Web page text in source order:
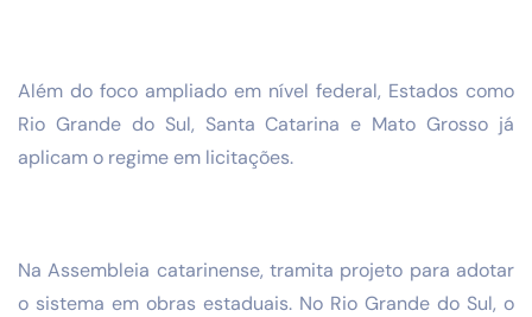
Além do foco ampliado em nível federal, Estados como
Rio Grande do Sul, Santa Catarina e Mato Grosso já
aplicam o regime em licitações.
Na Assembleia catarinense, tramita projeto para adotar
o sistema em obras estaduais. No Rio Grande do Sul, o